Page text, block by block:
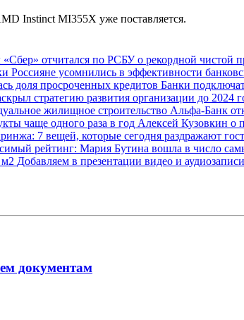
Instinct MI355X уже поставляется.
«Сбер» отчитался по РСБУ о рекордной чистой
Россияне усомнились в эффективности
доля просроченных кредитов Банки
стратегию развития организации до 2024
жилищное строительство Альфа-Банк
чаще одного раза в год Алексей Кузовкин о
7 вещей, которые сегодня раздражают
рейтинг: Мария Бутина вошла в число
Добавляем в презентации видео и аудиозаписи
документам